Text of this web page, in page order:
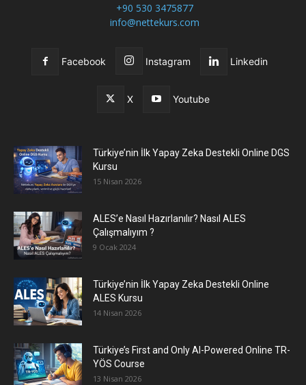
+90 530 3475877
info@nettekurs.com
Facebook Instagram Linkedin
X Youtube
Türkiye’nin İlk Yapay Zeka Destekli Online DGS
Kursu
15 Nisan 2026
ALES’e Nasıl Hazırlanılır? Nasıl ALES
Çalışmalıyım ?
9 Ocak 2024
Türkiye’nin İlk Yapay Zeka Destekli Online
ALES Kursu
14 Nisan 2026
Türkiye’s First and Only AI-Powered Online TR-
YÖS Course
13 Nisan 2026